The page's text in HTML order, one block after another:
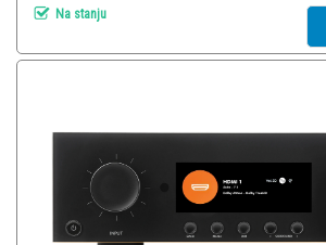
Na stanju